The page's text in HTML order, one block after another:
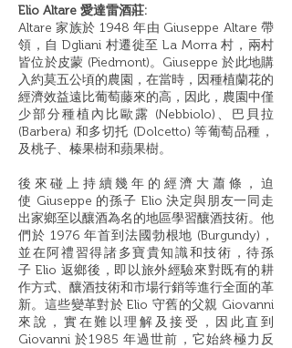
Elio Altare 愛達雷酒莊:
Altare家族於 1948年由 Giuseppe Altare帶
領，自Dgliani 村遷徙至La Morra村，兩村
皆位於皮蒙 (Piedmont)。 Giuseppe於此地購
入約莫五公頃的農園，在當時，因種植蘭花的
經濟效益遠比葡萄藤來的高，因此，農園中僅
少部分種植內比歐露 (Nebbiolo) 、巴貝拉
(Barbera) 和多切托 (Dolcetto)等葡萄品種，
及桃子、榛果樹和蘋果樹。
後來碰上持續幾年的經濟大蕭條，迫
使 Giuseppe 的孫子 Elio決定與朋友一同走
出家鄉至以釀酒為名的地區學習釀酒技術。他
們於 1976年首到法國勃根地 (Burgundy) ，
並在阿禮習得諸多寶貴知識和技術，待孫
子Elio 返鄉後，即以旅外經驗來對既有的耕
作方式、釀酒技術和市場行銷等進行全面的革
新。這些變革對於Elio 守舊的父親 Giovanni
來說，實在難以理解及接受，因此直到
Giovanni於1985年過世前，它始終極力反